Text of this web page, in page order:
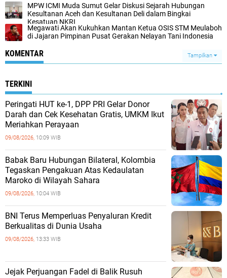
MPW ICMI Muda Sumut Gelar Diskusi Sejarah Hubungan
Kesultanan Aceh dan Kesultanan Deli dalam Bingkai
Kesatuan NKRI
Megawati Akan Kukuhkan Mantan Ketua OSIS STM Meulaboh
di Jajaran Pimpinan Pusat Gerakan Nelayan Tani Indonesia
KOMENTAR Tampilkan
TERKINI
Peringati HUT ke-1, DPP PRI Gelar Donor
Darah dan Cek Kesehatan Gratis, UMKM Ikut
Meriahkan Perayaan
09/08/2026, 10:09 WIB
Babak Baru Hubungan Bilateral, Kolombia
Tegaskan Pengakuan Atas Kedaulatan
Maroko di Wilayah Sahara
09/08/2026, 10:04 WIB
BNI Terus Memperluas Penyaluran Kredit
Berkualitas di Dunia Usaha
09/08/2026, 13:33 WIB
Jejak Perjuangan Fadel di Balik Rusuh